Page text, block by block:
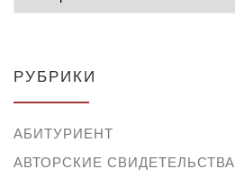
РУБРИКИ
АБИТУРИЕНТ
АВТОРСКИЕ СВИДЕТЕЛЬСТВА